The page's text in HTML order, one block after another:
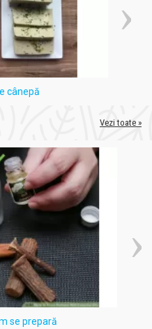
menținerea echilibrului
efecte secundare sau
ani în industria alimentară și
companiile românești de
compania se remarcă prin
față de calitate,
bio proprii sau ale
GMP.
nutriției și sănătății,
Dacia Plantpentru
față de sănătatea
cânepă
Vezi toate »
se prepară